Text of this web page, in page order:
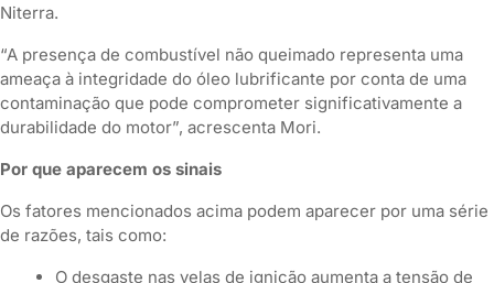
Niterra.
“A presença de combustível não queimado representa uma
ameaça à integridade do óleo lubrificante por conta de uma
contaminação que pode comprometer significativamente a
durabilidade do motor”, acrescenta Mori.
Por que aparecem os sinais
Os fatores mencionados acima podem aparecer por uma série
de razões, tais como:
O desgaste nas velas de ignição aumenta a tensão de